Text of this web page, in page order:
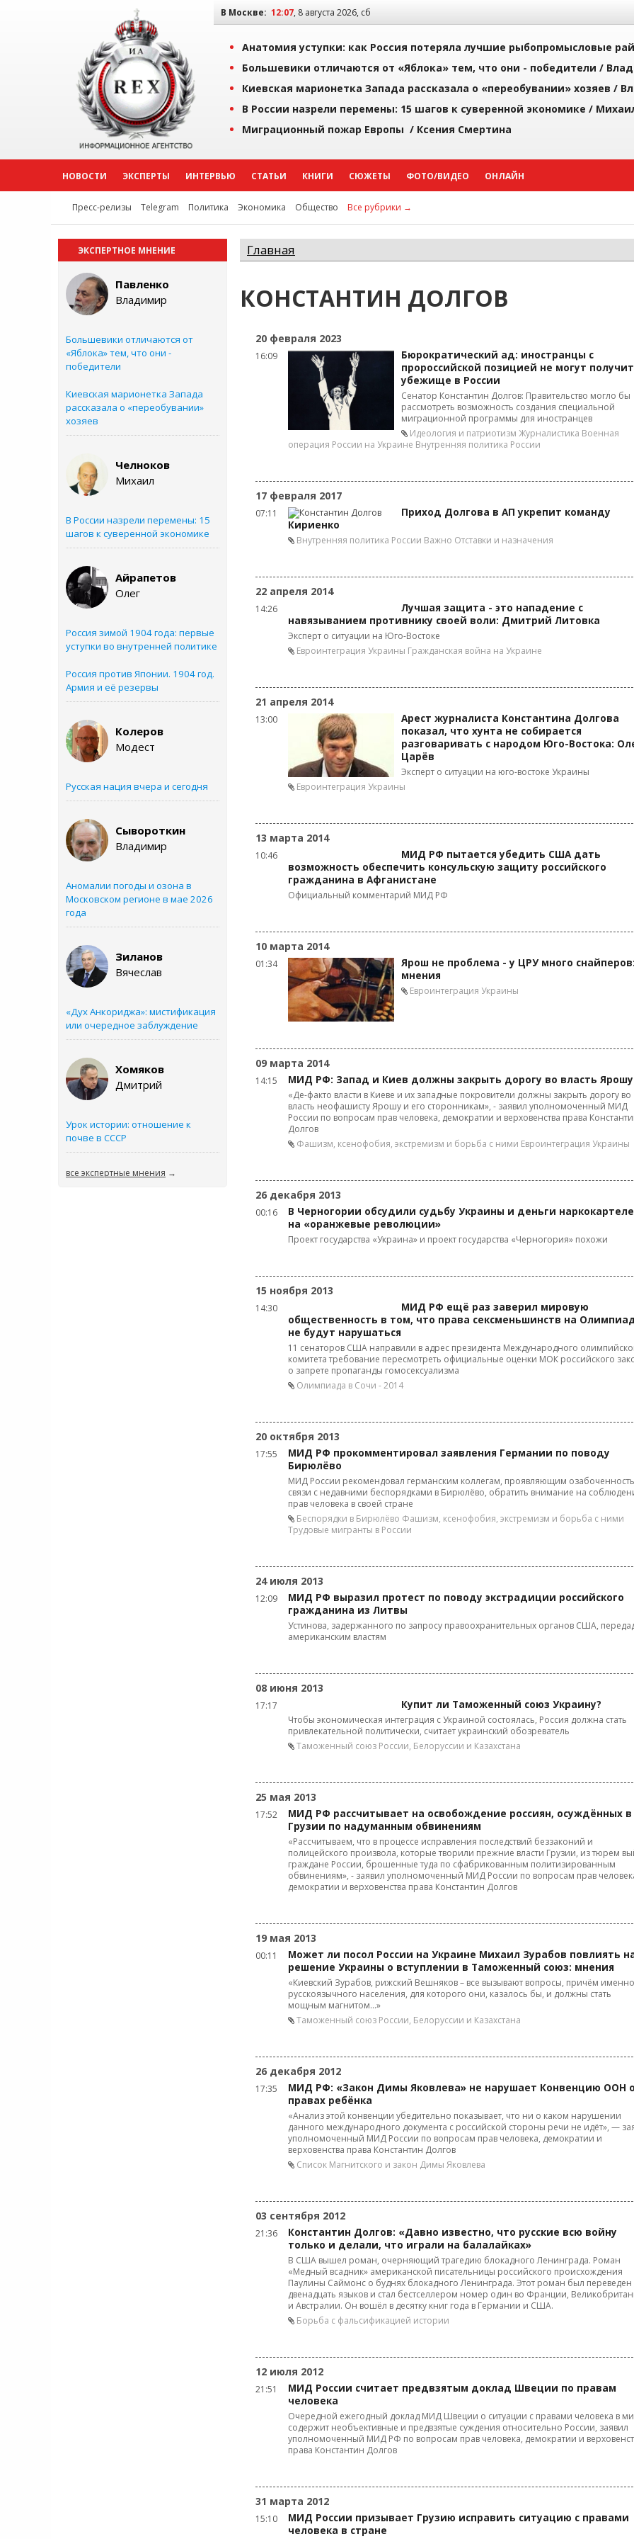
В Москве: 12:07, 8 августа 2026, сб
Анатомия уступки: как Россия потеряла лучшие рыбопромысловые
Большевики отличаются от «Яблока» тем, что они - победители /
Киевская марионетка Запада рассказала о «переобувании» хозяев /
В России назрели перемены: 15 шагов к суверенной экономике /
Миграционный пожар Европы / Ксения Смертина
НОВОСТИ ЭКСПЕРТЫ ИНТЕРВЬЮ СТАТЬИ КНИГИ СЮЖЕТЫ ФОТО/ВИДЕО ОНЛАЙН
Пресс-релизы Telegram Политика Экономика Общество Все рубрики →
ЭКСПЕРТНОЕ МНЕНИЕ
Павленко
Владимир
Большевики отличаются от
«Яблока» тем, что они -
победители
Киевская марионетка Запада
рассказала о «переобувании»
хозяев
Челноков
Михаил
В России назрели перемены: 15
шагов к суверенной экономике
Айрапетов
Олег
Россия зимой 1904 года: первые
уступки во внутренней политике
Россия против Японии. 1904 год.
Армия и её резервы
Колеров
Модест
Русская нация вчера и сегодня
Сывороткин
Владимир
Аномалии погоды и озона в
Московском регионе в мае 2026
года
Зиланов
Вячеслав
«Дух Анкориджа»: мистификация
или очередное заблуждение
Хомяков
Дмитрий
Урок истории: отношение к
почве в СССР
все экспертные мнения →
Главная
КОНСТАНТИН ДОЛГОВ
20 февраля 2023
16:09
Бюрократический ад: иностранцы с
пророссийской позицией не могут
убежище в России
Сенатор Константин Долгов: Правительство могло бы
рассмотреть возможность создания специальной
миграционной программы для иностранцев
Идеология и патриотизм Журналистика Военная
операция России на Украине Внутренняя политика России
17 февраля 2017
07:11
Приход Долгова в АП укрепит команду
Кириенко
Внутренняя политика России Важно Отставки и назначения
22 апреля 2014
14:26
Лучшая защита - это нападение с
навязыванием противнику своей воли: Дмитрий Литовка
Эксперт о ситуации на Юго-Востоке
Евроинтеграция Украины Гражданская война на Украине
21 апреля 2014
13:00
Арест журналиста Константина Долгова
показал, что хунта не собирается
разговаривать с народом Юго-Востока:
Царёв
Эксперт о ситуации на юго-востоке Украины
Евроинтеграция Украины
13 марта 2014
10:46
МИД РФ пытается убедить США дать
возможность обеспечить консульскую защиту российского
гражданина в Афганистане
Официальный комментарий МИД РФ
10 марта 2014
01:34
Ярош не проблема - у ЦРУ много снайперов:
мнения
Евроинтеграция Украины
09 марта 2014
14:15 МИД РФ: Запад и Киев должны закрыть дорогу во власть Ярошу
«Де-факто власти в Киеве и их западные покровители должны закрыть дорогу во
власть неофашисту Ярошу и его сторонникам», - заявил уполномоченный МИД
России по вопросам прав человека, демократии и верховенства права
Долгов
Фашизм, ксенофобия, экстремизм и борьба с ними Евроинтеграция Украины
26 декабря 2013
00:16
В Черногории обсудили судьбу Украины и деньги
на «оранжевые революции»
Проект государства «Украина» и проект государства «Черногория» похожи
15 ноября 2013
14:30
МИД РФ ещё раз заверил мировую
общественность в том, что права сексменьшинств на
не будут нарушаться
11 сенаторов США направили в адрес президента Международного
комитета требование пересмотреть официальные оценки МОК российского
о запрете пропаганды гомосексуализма
Олимпиада в Сочи - 2014
20 октября 2013
17:55
МИД РФ прокомментировал заявления Германии по поводу
Бирюлёво
МИД России рекомендовал германским коллегам, проявляющим
связи с недавними беспорядками в Бирюлёво, обратить внимание на
прав человека в своей стране
Беспорядки в Бирюлёво Фашизм, ксенофобия, экстремизм и борьба с ними
Трудовые мигранты в России
24 июля 2013
12:09
МИД РФ выразил протест по поводу экстрадиции российского
гражданина из Литвы
Устинова, задержанного по запросу правоохранительных органов США,
американским властям
08 июня 2013
17:17 Купит ли Таможенный союз Украину?
Чтобы экономическая интеграция с Украиной состоялась, Россия должна стать
привлекательной политически, считает украинский обозреватель
Таможенный союз России, Белоруссии и Казахстана
25 мая 2013
17:52
МИД РФ рассчитывает на освобождение россиян, осуждённых в
Грузии по надуманным обвинениям
«Рассчитываем, что в процессе исправления последствий беззаконий и
полицейского произвола, которые творили прежние власти Грузии, из тюрем
граждане России, брошенные туда по сфабрикованным политизированным
обвинениям», - заявил уполномоченный МИД России по вопросам прав
демократии и верховенства права Константин Долгов
19 мая 2013
00:11
Может ли посол России на Украине Михаил Зурабов повлиять
решение Украины о вступлении в Таможенный союз: мнения
«Киевский Зурабов, рижский Вешняков – все вызывают вопросы, причём
русскоязычного населения, для которого они, казалось бы, и должны стать
мощным магнитом...»
Таможенный союз России, Белоруссии и Казахстана
26 декабря 2012
17:35
МИД РФ: «Закон Димы Яковлева» не нарушает Конвенцию ООН о
правах ребёнка
«Анализ этой конвенции убедительно показывает, что ни о каком нарушении
данного международного документа с российской стороны речи не идёт», —
уполномоченный МИД России по вопросам прав человека, демократии и
верховенства права Константин Долгов
Список Магнитского и закон Димы Яковлева
03 сентября 2012
21:36
Константин Долгов: «Давно известно, что русские всю войну
только и делали, что играли на балалайках»
В США вышел роман, очерняющий трагедию блокадного Ленинграда. Роман
«Медный всадник» американской писательницы российского происхождения
Паулины Саймонс о буднях блокадного Ленинграда. Этот роман был переведен
двенадцать языков и стал бестселлером номер один во Франции,
и Австралии. Он вошёл в десятку книг года в Германии и США.
Борьба с фальсификацией истории
12 июля 2012
21:51
МИД России считает предвзятым доклад Швеции по правам
человека
Очередной ежегодный доклад МИД Швеции о ситуации с правами человека в
содержит необъективные и предвзятые суждения относительно России, заявил
уполномоченный МИД РФ по вопросам прав человека, демократии и
права Константин Долгов
31 марта 2012
15:10
МИД России призывает Грузию исправить ситуацию с правами
человека в стране